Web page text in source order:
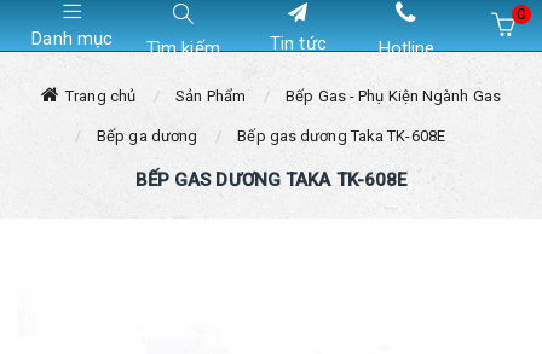
Danh mục Tìm kiếm Tin tức Hotline
0
Trang chủ Sản Phẩm Bếp Gas - Phụ Kiện Ngành Gas
Bếp ga dương Bếp gas dương Taka TK-608E
BẾP GAS DƯƠNG TAKA TK-608E